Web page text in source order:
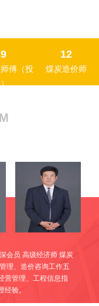
套项目提供招标代
起草《PPP项目合
期评估；PPP项目
创建 ；运用BIM
技术进行管线综
管控；运用
BIM
信息
《基本建设财务规
》提供业务操作和
合项目财务人员规
傅（投
12
煤炭造价师
会员 高级经济师 煤炭
理、造价咨询工作五
营管理、工程信息指
验。